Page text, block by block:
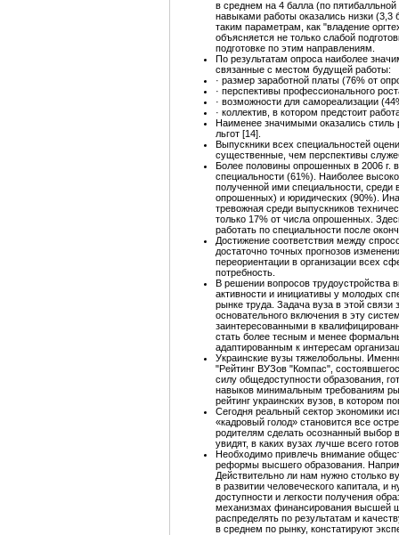
в среднем на 4 балла (по
навыками работы оказались низки (3,3
таким параметрам, как "владение
объясняется не только слабой
подготовке по этим направлениям.
По результатам опроса наиболее
связанные с местом будущей работы:
· размер заработной платы (76% от
· перспективы профессионального
· возможности для самореализации
· коллектив, в котором предстоит
Наименее значимыми оказались стиль
льгот [14].
Выпускники всех специальностей
существенные, чем перспективы
Более половины опрошенных в 2006 г.
специальности (61%). Наиболее
полученной ими специальности, среди
опрошенных) и юридических (90%).
тревожная среди выпускников
только 17% от числа опрошенных.
работать по специальности после
Достижение соответствия между
достаточно точных прогнозов
переориентации в организации всех
потребность.
В решении вопросов трудоустройства
активности и инициативы у молодых
рынке труда. Задача вуза в этой связи
основательного включения в эту
заинтересованными в
стать более тесным и менее
адаптированным к интересам
Украинские вузы тяжелобольны.
"Рейтинг ВУЗов "Компас",
силу общедоступности образования,
навыков минимальным требованиям
рейтинг украинских вузов, в котором
Сегодня реальный сектор экономики
«кадровый голод» становится все
родителям сделать осознанный выбор
увидят, в каких вузах лучше всего
Необходимо привлечь внимание
реформы высшего образования.
Действительно ли нам нужно столько
в развитии человеческого капитала,
доступности и легкости получения
механизмах финансирования высшей
распределять по результатам и
в среднем по рынку, констатируют